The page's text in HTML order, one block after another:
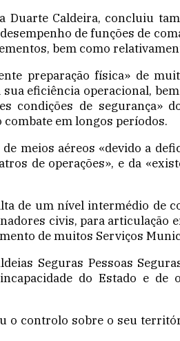
Duarte Caldeira, concluiu
de funções de
bem como
preparação física» de
eficiência operacional,
condições de segurança»
combate em longos períodos.
meios aéreos «devido a
de operações», e da
de um nível intermédio de
civis, para articulação
de muitos Serviços
Seguras Pessoas
do Estado e
o controlo sobre o seu